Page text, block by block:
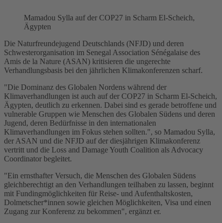
Mamadou Sylla auf der COP27 in Scharm El-Scheich,
Ägypten
Die Naturfreundejugend Deutschlands (NFJD) und deren
Schwesterorganisation im Senegal Association Sénégalaise des
Amis de la Nature (ASAN) kritisieren die ungerechte
Verhandlungsbasis bei den jährlichen Klimakonferenzen scharf.
"Die Dominanz des Globalen Nordens während der
Klimaverhandlungen ist auch auf der COP27 in Scharm El-Scheich,
Ägypten, deutlich zu erkennen. Dabei sind es gerade betroffene und
vulnerable Gruppen wie Menschen des Globalen Südens und deren
Jugend, deren Bedürfnisse in den internationalen
Klimaverhandlungen im Fokus stehen sollten.", so Mamadou Sylla,
der ASAN und die NFJD auf der diesjährigen Klimakonferenz
vertritt und die Loss and Damage Youth Coalition als Advocacy
Coordinator begleitet.
"Ein ernsthafter Versuch, die Menschen des Globalen Südens
gleichberechtigt an den Verhandlungen teilhaben zu lassen, beginnt
mit Fundingmöglichkeiten für Reise- und Aufenthaltskosten,
Dolmetscher*innen sowie gleichen Möglichkeiten, Visa und einen
Zugang zur Konferenz zu bekommen", ergänzt er.